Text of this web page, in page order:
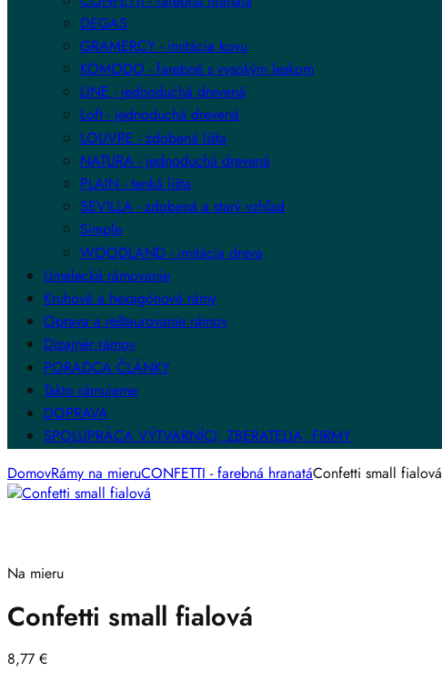
DEGAS
GRAMERCY - imitácia kovu
KOMODO - farebné s vysokým leskom
LINE - jednoduchá drevená
Loft - jednoduchá drevená
LOUVRE - zdobená lišta
NATURA - jednoduchá drevená
PLAIN - tenká lišta
SEVILLA - zdobená a starý vzhľad
Simple
WOODLAND - imitácia dreva
Umelecké rámovanie
Kruhové a hexagónové rámy
Oprava a reštaurovanie rámov
Dizajnér rámov
PORADCA ČLÁNKY
Takto rámujeme
DOPRAVA
SPOLUPRÁCA VÝTVARNÍCI, ZBERATELIA, FIRMY
DomovRámy na mieruCONFETTI - farebná hranatáConfetti small fialová
Na mieru
Confetti small fialová
8,77 €